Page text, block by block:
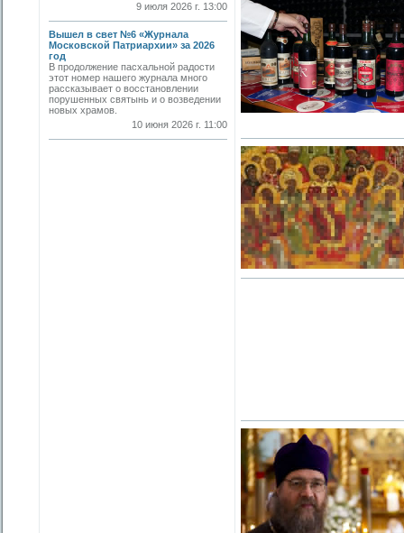
9 июля 2026 г. 13:00
Вышел в свет №6 «Журнала
Московской Патриархии» за 2026
год
В продолжение пасхальной радости
этот номер нашего журнала много
рассказывает о восстановлении
порушенных святынь и о возведении
новых храмов.
10 июня 2026 г. 11:00